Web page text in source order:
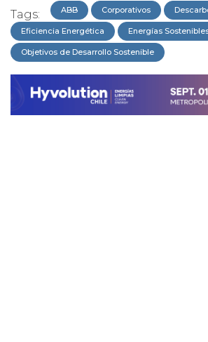
Tags: ABB Corporativos
Eficiencia Energética Energías
Objetivos de Desarrollo Sostenible